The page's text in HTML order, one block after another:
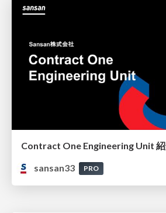
Contract One Engineering Unit
sansan33
PRO